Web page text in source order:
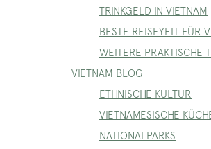
TRINKGELD IN VIETNAM
BESTE REISEYEIT FÜR
WEITERE PRAKTISCHE
VIETNAM BLOG
ETHNISCHE KULTUR
VIETNAMESISCHE
NATIONALPARKS